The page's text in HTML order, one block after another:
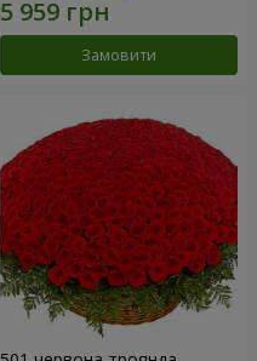
Замовити